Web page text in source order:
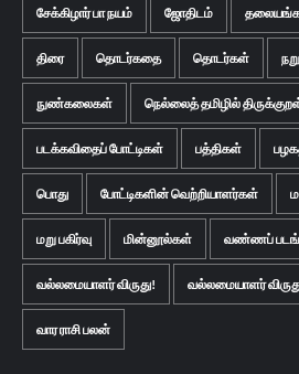
சேக்கிழார் பா நயம் ஜோதிடம்
திரை தொடர்கதை தொடர்கள்
நுண்கலைகள் நெல்லைத் தமிழில்
படக்கவிதைப் போட்டிகள் பத்திகள்
பொது போட்டிகளின் வெற்றியாளர்கள்
மறு பகிர்வு மின்னூல்கள் வண்ணப்
வல்லமையாளர் விருது! வல்லமையாளர்
வார ராசி பலன்